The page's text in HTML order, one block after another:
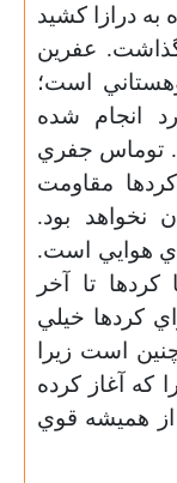
درازا کشيد
عفرين
است؛
انجام شده
توماس جفري
مقاومت
نخواهد بود.
هوايي است.
تا آخر
کردها خيلي
است زيرا
که آغاز کرده
از هميشه قوي